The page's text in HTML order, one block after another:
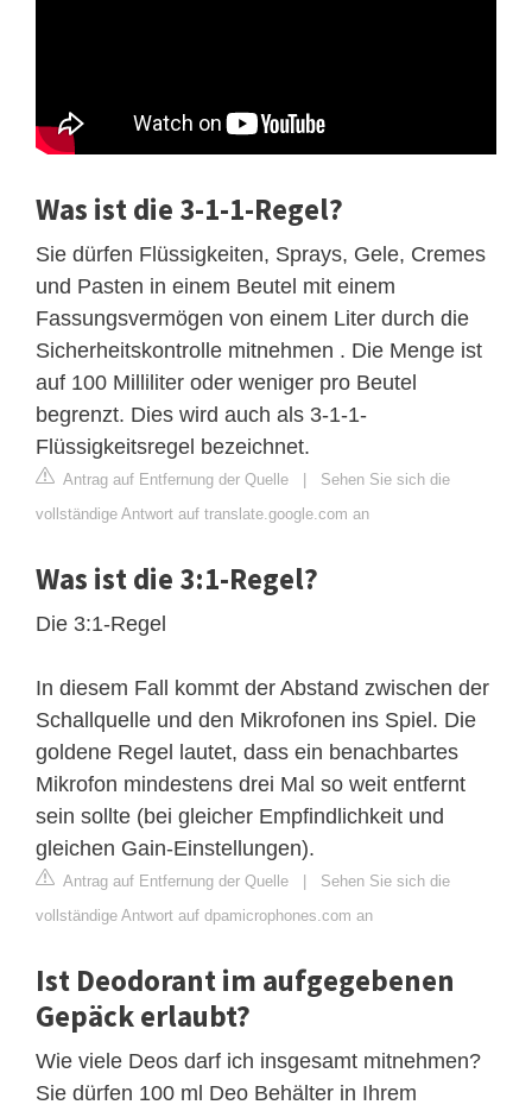
Was ist die 3-1-1-Regel?
Sie dürfen Flüssigkeiten, Sprays, Gele, Cremes
und Pasten in einem Beutel mit einem
Fassungsvermögen von einem Liter durch die
Sicherheitskontrolle mitnehmen . Die Menge ist
auf 100 Milliliter oder weniger pro Beutel
begrenzt. Dies wird auch als 3-1-1-
Flüssigkeitsregel bezeichnet.
Antrag auf Entfernung der Quelle | Sehen Sie sich die
vollständige Antwort auf translate.google.com an
Was ist die 3:1-Regel?
Die 3:1-Regel
In diesem Fall kommt der Abstand zwischen der
Schallquelle und den Mikrofonen ins Spiel. Die
goldene Regel lautet, dass ein benachbartes
Mikrofon mindestens drei Mal so weit entfernt
sein sollte (bei gleicher Empfindlichkeit und
gleichen Gain-Einstellungen).
Antrag auf Entfernung der Quelle | Sehen Sie sich die
vollständige Antwort auf dpamicrophones.com an
Ist Deodorant im aufgegebenen
Gepäck erlaubt?
Wie viele Deos darf ich insgesamt mitnehmen?
Sie dürfen 100 ml Deo Behälter in Ihrem